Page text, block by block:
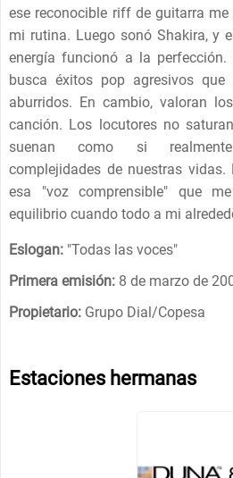
ese reconocible riff de guitarra
mi rutina. Luego sonó Shakira, y
energía funcionó a la
busca éxitos pop agresivos que
aburridos. En cambio, valoran
canción. Los locutores no
suenan como si
complejidades de nuestras
esa "voz comprensible" que
equilibrio cuando todo a mi
Eslogan: "Todas las voces"
Primera emisión: 8 de marzo de
Propietario: Grupo Dial/Copesa
Estaciones hermanas